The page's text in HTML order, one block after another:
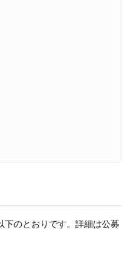
のとおりです。詳細は公募